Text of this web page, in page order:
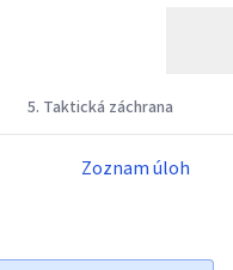
5. Taktická záchrana
Zoznam úloh